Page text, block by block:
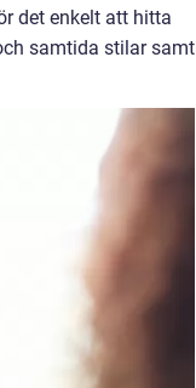
det enkelt att hitta
samtida stilar samt